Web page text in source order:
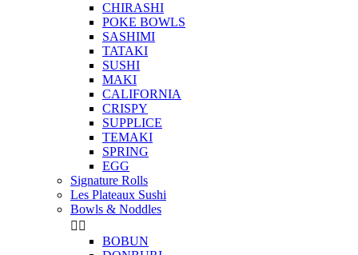
CHIRASHI
POKE BOWLS
SASHIMI
TATAKI
SUSHI
MAKI
CALIFORNIA
CRISPY
SUPPLICE
TEMAKI
SPRING
EGG
Signature Rolls
Les Plateaux Sushi
Bowls & Noddles
 
BOBUN